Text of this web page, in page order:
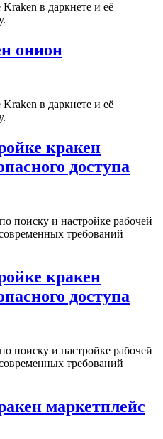
в даркнете и её
онион
в даркнете и её
кракен
доступа
поиску и настройке рабочей
требований
кракен
доступа
поиску и настройке рабочей
требований
маркетплейс